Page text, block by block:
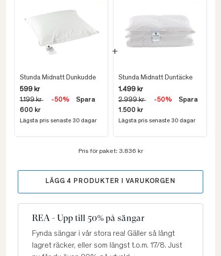
Stunda Midnatt Dunkudde
599 kr
1.199 kr
-50%
Spara
600 kr
Lägsta pris senaste 30 dagar
Stunda Midnatt Duntäcke
1.499 kr
2.999 kr
-50%
Spara
1.500 kr
Lägsta pris senaste 30 dagar
Pris för paket: 3.836 kr
LÄGG 4 PRODUKTER I VARUKORGEN
REA - Upp till 50% på sängar
Fynda sängar i vår stora rea! Gäller så långt
lagret räcker, eller som längst t.o.m. 17/8. Just